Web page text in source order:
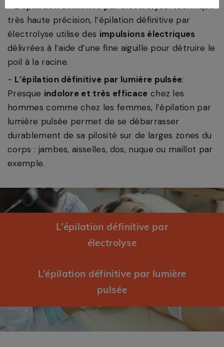
L’épilation définitive par électrolyse: technique
très haute précision, l’épilation définitive par
électrolyse utilise des impulsions électriques
délivrées à l’aide d’une fine aiguille pour détruire le
poil à la racine.
L’épilation définitive par lumière pulsée:
Presque indolore et très efficace chez les
hommes comme chez les femmes, l’épilation par
lumière pulsée permet de se débarrasser
durablement de sa pilosité sur de larges zones du
corps : jambes, aisselles, dos, nuque ou maillot par
exemple.
L’épilation définitive par
électrolyse
L’épilation définitive par lumière
pulsée